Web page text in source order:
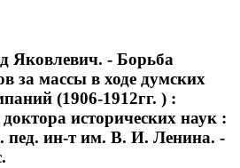
Яковлевич. - Борьба
за массы в ходе думских
(1906-1912гг. ) :
исторических наук :
пед. ин-т им. В. И. Ленина. -